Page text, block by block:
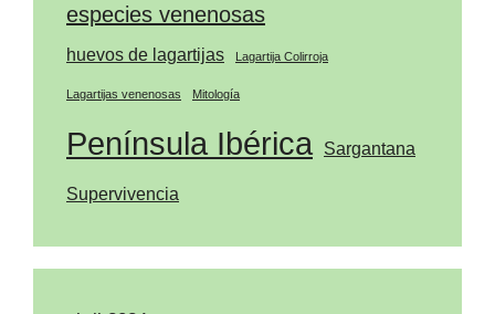
especies venenosas
huevos de lagartijas Lagartija Colirroja
Lagartijas venenosas Mitología
Península Ibérica Sargantana
Supervivencia